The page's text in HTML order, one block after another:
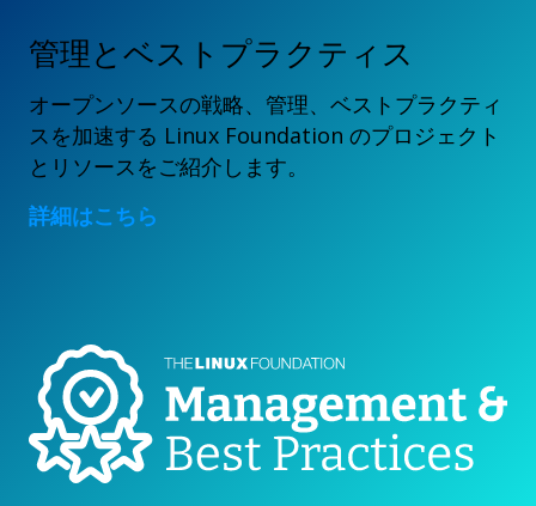
管理とベストプラクティス
オープンソースの戦略、管理、ベストプラクティ
スを加速する Linux Foundation のプロジェクト
とリソースをご紹介します。
詳細はこちら